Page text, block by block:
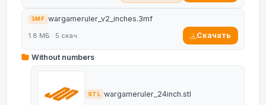
3MF wargameruler_v2_inches.3mf
1.8 МБ · 5 скач. Скачать
Without numbers
STL wargameruler_24inch.stl